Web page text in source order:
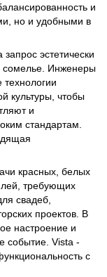
и
но и удобными в
эстетически
сомелье. Инженеры
культуры, чтобы
и
стандартам.
красных, белых
требующих
свадеб,
проектов. В
настроение и
событие. Vista -
с